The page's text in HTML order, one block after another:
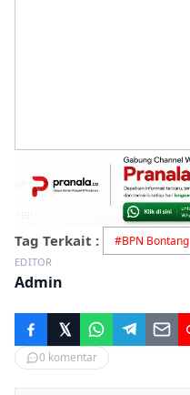
Tag Terkait : #BPN Bontang
EDITOR
Admin
0 komentar